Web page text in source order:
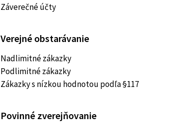
Záverečné účty
Verejné obstarávanie
Nadlimitné zákazky
Podlimitné zákazky
Zákazky s nízkou hodnotou podľa §117
Povinné zverejňovanie